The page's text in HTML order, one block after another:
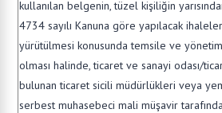
kullanılan belgenin, tüzel kişiliğin
4734 sayılı Kanuna göre yapılacak
yürütülmesi konusunda temsile ve
olması halinde, ticaret ve sanayi odası/
bulunan ticaret sicili müdürlükleri veya
serbest muhasebeci mali müşavir